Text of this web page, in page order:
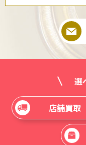
選
店舗買取